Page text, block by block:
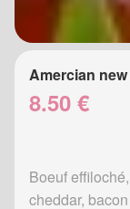
Amercian
8.50 €
Boeuf
cheddar,